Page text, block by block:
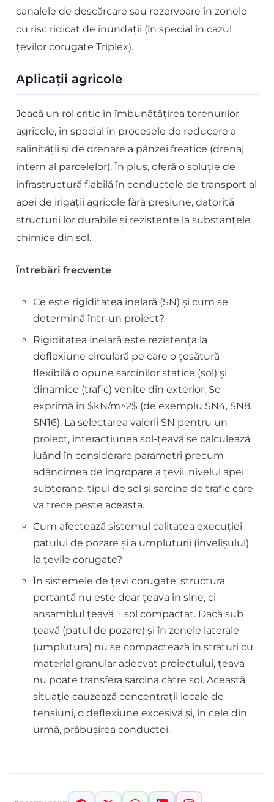
canalele de descărcare sau rezervoare în zonele
cu risc ridicat de inundații (în special în cazul
țevilor corugate Triplex).
Aplicații agricole
Joacă un rol critic în îmbunătățirea terenurilor
agricole, în special în procesele de reducere a
salinității și de drenare a pânzei freatice (drenaj
intern al parcelelor). În plus, oferă o soluție de
infrastructură fiabilă în conductele de transport al
apei de irigații agricole fără presiune, datorită
structurii lor durabile și rezistente la substanțele
chimice din sol.
Întrebări frecvente
Ce este rigiditatea inelară (SN) și cum se
determină într-un proiect?
Rigiditatea inelară este rezistența la
deflexiune circulară pe care o țesătură
flexibilă o opune sarcinilor statice (sol) și
dinamice (trafic) venite din exterior. Se
exprimă în $kN/m^2$ (de exemplu SN4, SN8,
SN16). La selectarea valorii SN pentru un
proiect, interacțiunea sol-țeavă se calculează
luând în considerare parametri precum
adâncimea de îngropare a țevii, nivelul apei
subterane, tipul de sol și sarcina de trafic care
va trece peste aceasta.
Cum afectează sistemul calitatea execuției
patului de pozare și a umpluturii (învelişului)
la țevile corugate?
În sistemele de țevi corugate, structura
portantă nu este doar țeava în sine, ci
ansamblul țeavă + sol compactat. Dacă sub
țeavă (patul de pozare) și în zonele laterale
(umplutura) nu se compactează în straturi cu
material granular adecvat proiectului, țeava
nu poate transfera sarcina către sol. Această
situație cauzează concentrații locale de
tensiuni, o deflexiune excesivă și, în cele din
urmă, prăbușirea conductei.